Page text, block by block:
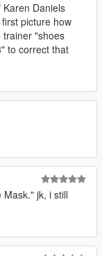
Daniels
picture how
"shoes
to correct that
jk, i still